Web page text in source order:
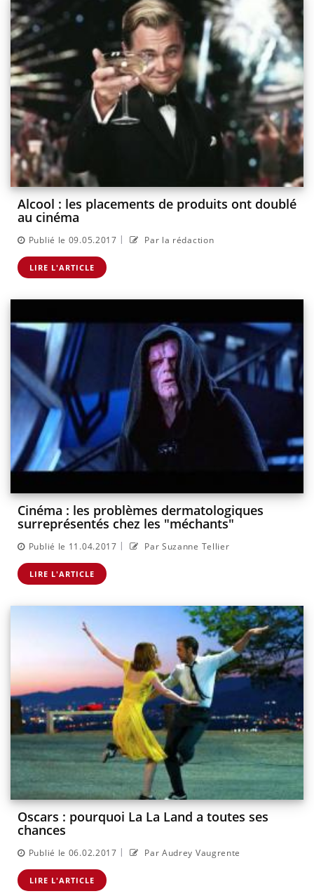
Alcool : les placements de produits ont doublé
au cinéma
Publié le 09.05.2017 | Par la rédaction
LIRE L'ARTICLE
Cinéma : les problèmes dermatologiques
surreprésentés chez les "méchants"
Publié le 11.04.2017 | Par Suzanne Tellier
LIRE L'ARTICLE
Oscars : pourquoi La La Land a toutes ses
chances
Publié le 06.02.2017 | Par Audrey Vaugrente
LIRE L'ARTICLE